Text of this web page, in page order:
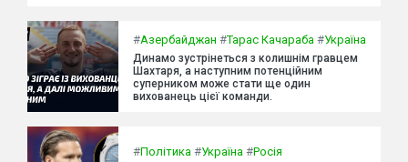
#Азербайджан #Тарас Качараба #Україна
Динамо зустрінеться з колишнім гравцем
Шахтаря, а наступним потенційним
суперником може стати ще один
вихованець цієї команди.
#Політика #Україна #Росія